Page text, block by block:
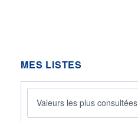
MES LISTES
Valeurs les plus consultées